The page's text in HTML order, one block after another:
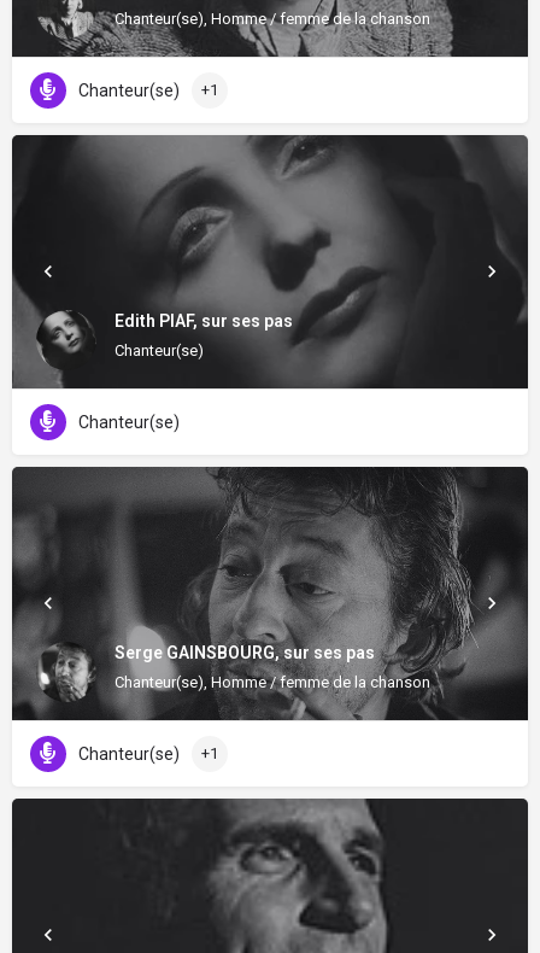
Chanteur(se), Homme / femme de la chanson
Chanteur(se) +1
Edith PIAF, sur ses pas
Chanteur(se)
Chanteur(se)
Serge GAINSBOURG, sur ses pas
Chanteur(se), Homme / femme de la chanson
Chanteur(se) +1